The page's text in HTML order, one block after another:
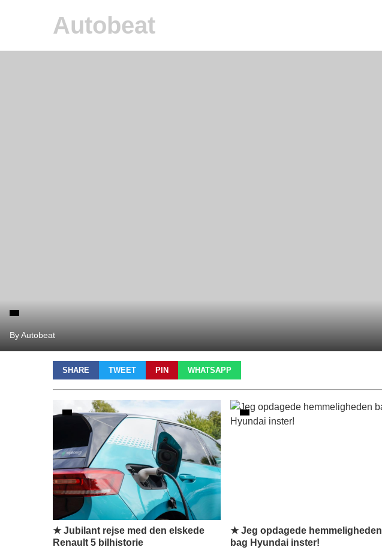
Autobeat
By Autobeat
SHARE TWEET PIN WHATSAPP
★ Jubilant rejse med den elskede
Renault 5 bilhistorie
★ Jeg opdagede hemmeligheden
bag Hyundai inster!